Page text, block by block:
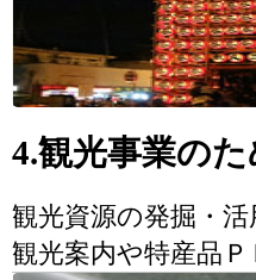
4.観光事業のた
観光資源の発掘・
観光案内や特産品Ｐ